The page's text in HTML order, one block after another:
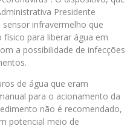
Presidente
infravermelho que
para liberar água em
a possibilidade de infecções
de água que eram
para o acionamento da
não é recomendado,
potencial meio de